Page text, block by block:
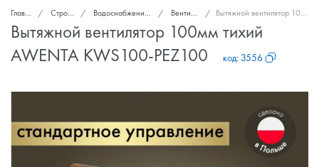
Главная Стройка и ремонт Водоснабжение, канализация, вентиляция Вентиляторы вытяжные Вытяжной вентилятор 100мм тихий AWENTA KWS100-PEZ100
Вытяжной вентилятор 100мм тихий
AWENTA KWS100-PEZ100
код: 3556